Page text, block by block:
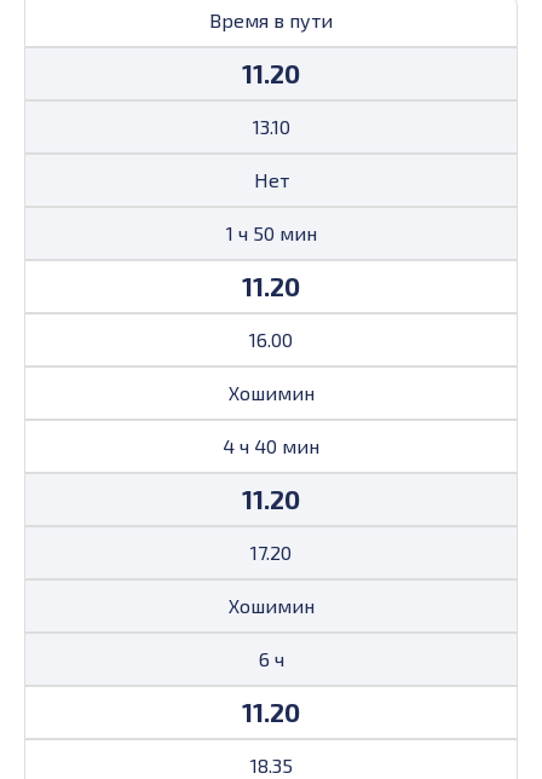
Время в пути
11.20
13.10
Нет
1 ч 50 мин
11.20
16.00
Хошимин
4 ч 40 мин
11.20
17.20
Хошимин
6 ч
11.20
18.35